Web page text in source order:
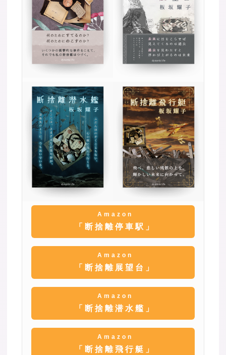
Amazon
「断捨離停車駅」
Amazon
「断捨離展望台」
Amazon
「断捨離潜水艦」
Amazon
「断捨離飛行艇」